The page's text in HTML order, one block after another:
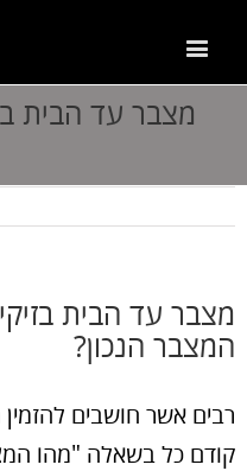
מצבר עד הבית
מצבר עד הבית
המצבר הנכון?
רבים אשר חושבים להזמין
קודם כל בשאלה "מהו